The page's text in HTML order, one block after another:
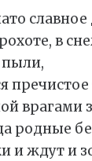
славное
в
пыли,
пречистое
врагами
родные
и ждут и